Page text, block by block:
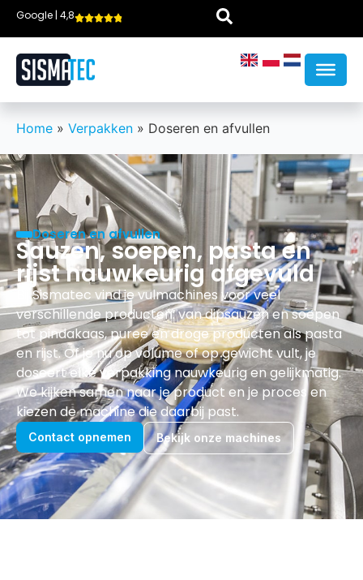
Google | 4,8
Home » Verpakken » Doseren en afvullen
Doseren en afvullen
Sauzen, soepen, pasta en
rijst nauwkeurig afgevuld
Bij Sismatec vind je vulmachines voor veel
verschillende producten: van dipsauzen en soepen
tot pindakaas, puree en droge producten als pasta
en rijst. Of je nu op volume of op gewicht vult, je
doseert elke verpakking nauwkeurig en gelijkmatig.
We kijken samen naar je product en je proces en
kiezen de machine die daarbij past.
Contact opnemen Bekijk onze machines